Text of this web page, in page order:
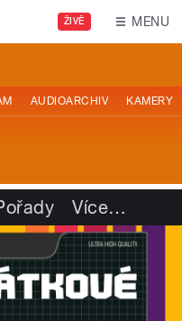
ŽIVĚ MENU
AUDIOARCHIV KAMERY
Více…